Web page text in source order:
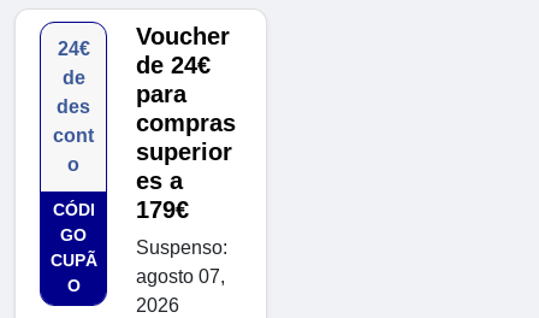
24€
de
des
cont
o
CÓDI
GO
CUPÃ
O
Voucher
de 24€
para
compras
superior
es a
179€
Suspenso:
agosto 07,
2026